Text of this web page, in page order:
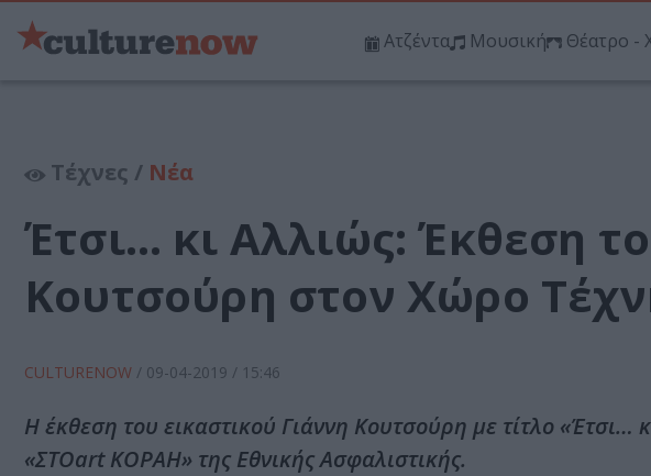
Ατζέντα Μουσική Θέατρο -
Τέχνες / Νέα
Έτσι… κι Αλλιώς: Έκθεση
Κουτσούρη στον Χώρο
CULTURENOW / 09-04-2019 / 15:46
Η έκθεση του εικαστικού Γιάννη Κουτσούρη με τίτλο «Έτσι…
«ΣΤΟart ΚΟΡΑΗ» της Εθνικής Ασφαλιστικής.